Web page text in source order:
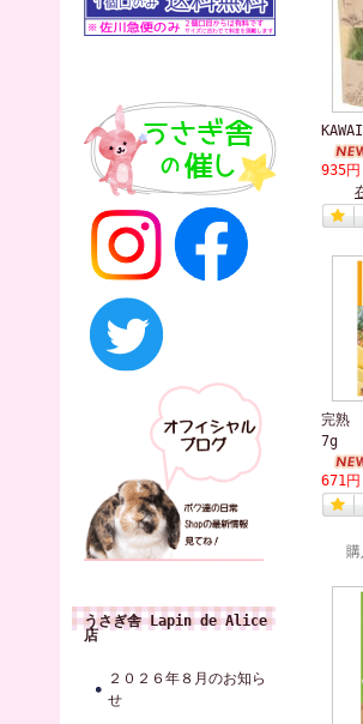
うさぎ舎 Lapin de Alice
店
２０２６年８月のお知ら
せ
935円
完熟
7g
671円